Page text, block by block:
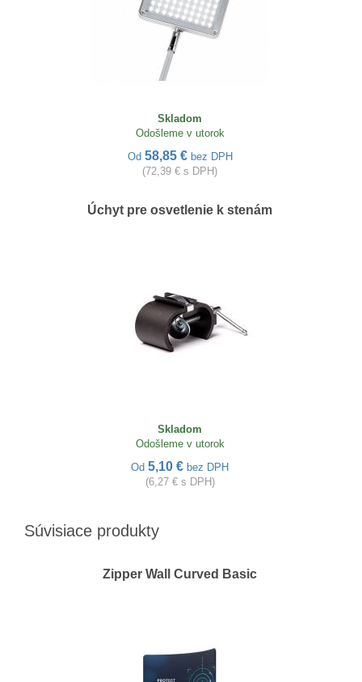
Skladom
Odošleme v utorok
Od 58,85 € bez DPH
(72,39 € s DPH)
Úchyt pre osvetlenie k stenám
Skladom
Odošleme v utorok
Od 5,10 € bez DPH
(6,27 € s DPH)
Súvisiace produkty
Zipper Wall Curved Basic